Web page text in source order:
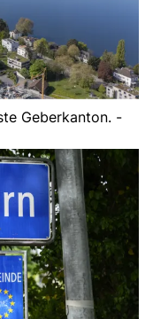
Geberkanton. -